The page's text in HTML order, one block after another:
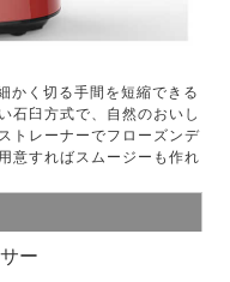
かく切る手間を短縮できる
石臼方式で、自然のおいし
トレーナーでフローズンデ
意すればスムージーも作れ
ー